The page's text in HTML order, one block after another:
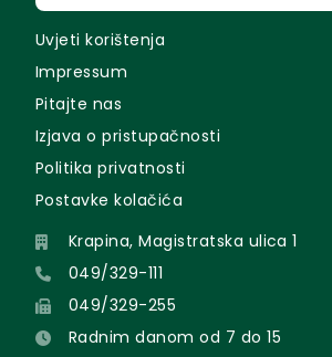
Uvjeti korištenja
Impressum
Pitajte nas
Izjava o pristupačnosti
Politika privatnosti
Postavke kolačića
Krapina, Magistratska ulica 1
049/329-111
049/329-255
Radnim danom od 7 do 15